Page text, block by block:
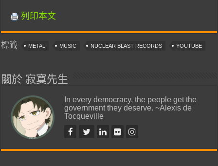
列印本文
標籤 METAL MUSIC NUCLEAR BLAST RECORDS YOUTUBE
關於 寂寞先生
In every democracy, the people get the
government they deserve. ~Alexis de
Tocqueville